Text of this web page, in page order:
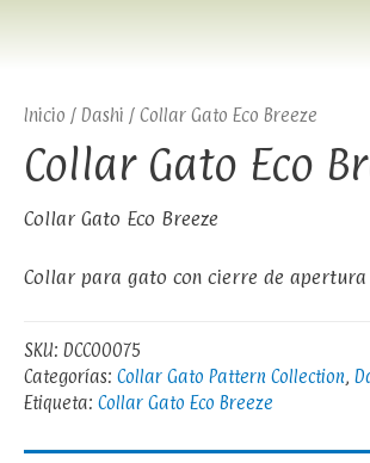
Inicio / Dashi / Collar Gato Eco Breeze
Collar Gato Eco
Collar Gato Eco Breeze
Collar para gato con cierre de
SKU: DCC00075
Categorías: Collar Gato Pattern Collection,
Etiqueta: Collar Gato Eco Breeze